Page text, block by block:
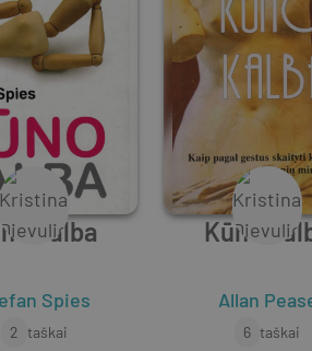
kalba
Spies
2 taškai
Kūno
Allan
6 taškai